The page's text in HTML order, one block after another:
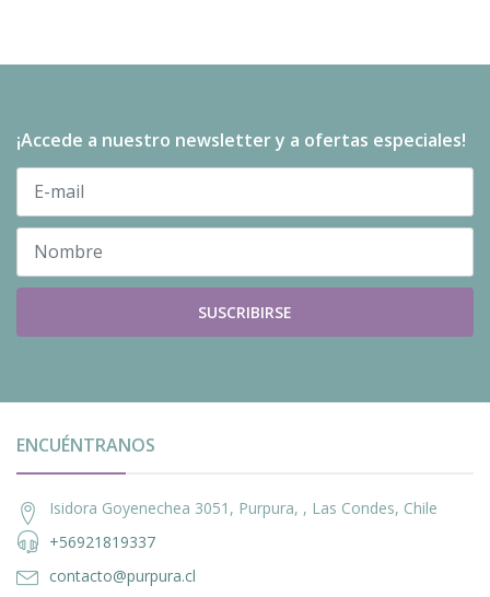
¡Accede a nuestro newsletter y a ofertas especiales!
SUSCRIBIRSE
ENCUÉNTRANOS
Isidora Goyenechea 3051, Purpura, , Las Condes, Chile
+56921819337
contacto@purpura.cl